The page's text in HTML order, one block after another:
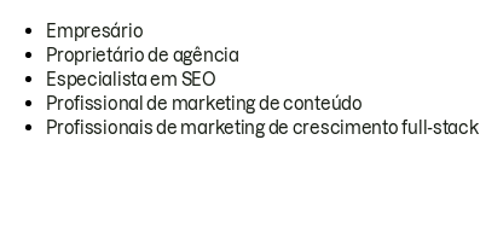
Empresário
Proprietário de agência
Especialista em SEO
Profissional de marketing de conteúdo
Profissionais de marketing de crescimento full-stack